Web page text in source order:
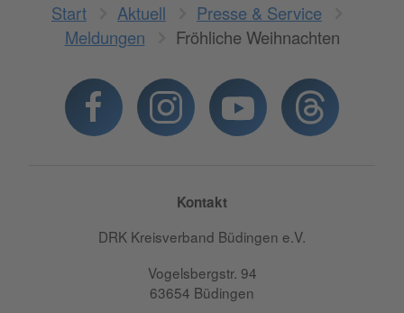
Start Aktuell
Presse & Service
Meldungen
Fröhliche Weihnachten
Kontakt
DRK Kreisverband Büdingen e.V.
Vogelsbergstr. 94
63654 Büdingen